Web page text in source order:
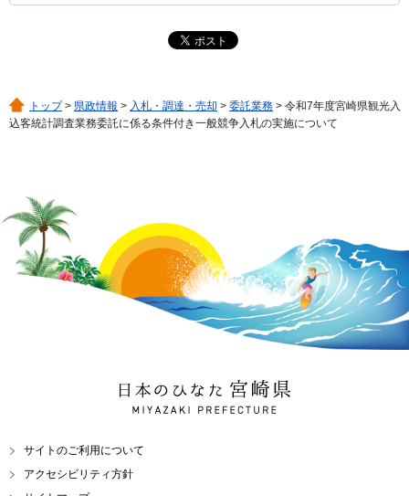
トップ> 県政情報 > 入札・調達・売却 > 委託業務 > 令和7年度宮崎県観光入
込客統計調査業務委託に係る条件付き一般競争入札の実施について
日本のひなた 宮崎県
MIYAZAKI PREFECTURE
サイトのご利用について
アクセシビリティ方針